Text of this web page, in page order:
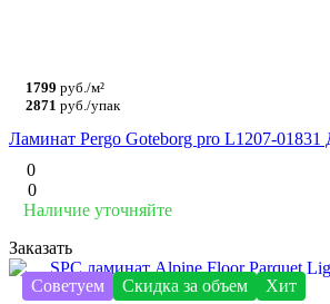
1799 руб./м²
2871 руб./упак
Ламинат Pergo Goteborg pro L1207-
0
0
Наличие уточняйте
Заказать
Советуем
Скидка за объем Хит